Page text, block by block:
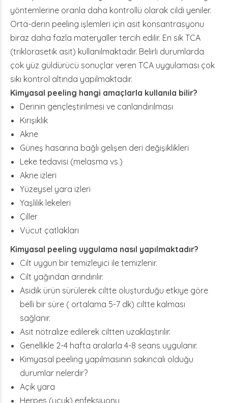
yöntemlerine oranla daha kontrollü olarak cildi yeniler.
Orta-derin peeling işlemleri için asit konsantrasyonu
biraz daha fazla materyaller tercih edilir. En sık TCA
(triklorasetik asit) kullanılmaktadır. Belirli durumlarda
çok yüz güldürücü sonuçlar veren TCA uygulaması çok
sıkı kontrol altında yapılmaktadır.
Kimyasal peeling hangi amaçlarla kullanıla bilir?
Derinin gençleştirilmesi ve canlandırılması
Kırışıklık
Akne
Güneş hasarına bağlı gelişen deri değişiklikleri
Leke tedavisi (melasma vs.)
Akne izleri
Yüzeysel yara izleri
Yaşlılık lekeleri
Çiller
Vücut çatlakları
Kimyasal peeling uygulama nasıl yapılmaktadır?
Cilt uygun bir temizleyici ile temizlenir.
Cilt yağından arındırılır.
Asidik ürün sürülerek ciltte oluşturduğu etkiye göre
belli bir süre ( ortalama 5-7 dk) ciltte kalması
sağlanır.
Asit nötralize edilerek ciltten uzaklaştırılır.
Genellikle 2-4 hafta aralarla 4-8 seans uygulanır.
Kimyasal peeling yapılmasının sakıncalı olduğu
durumlar nelerdir?
Açık yara
Herpes (uçuk) enfeksiyonu